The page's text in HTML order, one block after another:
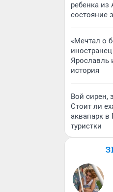
ребенка
состояние
«Мечтал о
Ярославль
история
Вой сирен,
Стоит ли
аквапарк
туристки